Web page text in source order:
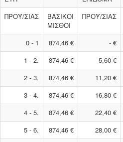
ΠΡΟΫ/ΣΙΑΣ
ΒΑΣΙΚΟΙ
ΜΙΣΘΟΙ
ΠΡΟΫ/ΣΙΑΣ
0 - 1
874,46 € - €
1 - 2.
874,46 € 5,60 €
2 - 3.
874,46 € 11,20 €
3 - 4.
874,46 € 16,80 €
4 - 5.
874,46 € 22,40 €
5 - 6.
874,46 € 28,00 €